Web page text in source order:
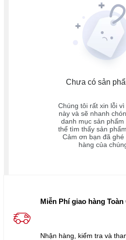
Chưa có sản
Chúng tôi rất xin lỗi
này và sẽ nhanh
danh mục sản phẩm
thể tìm thấy sản
Cảm ơn bạn đã ghé
hàng của
Miễn Phí giao hàng Toàn
Nhận hàng, kiểm tra và